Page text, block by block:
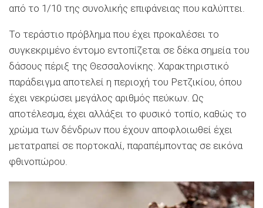
από το 1/10 της συνολικής επιφάνειας που καλύπτει.
Το τεράστιο πρόβλημα που έχει προκαλέσει το
συγκεκριμένο έντομο εντοπίζεται σε δέκα σημεία του
δάσους πέριξ της Θεσσαλονίκης. Χαρακτηριστικό
παράδειγμα αποτελεί η περιοχή του Ρετζικίου, όπου
έχει νεκρώσει μεγάλος αριθμός πεύκων. Ως
αποτέλεσμα, έχει αλλάξει το φυσικό τοπίο, καθώς το
χρώμα των δένδρων που έχουν αποφλοιωθεί έχει
μετατραπεί σε πορτοκαλί, παραπέμποντας σε εικόνα
φθινοπώρου.